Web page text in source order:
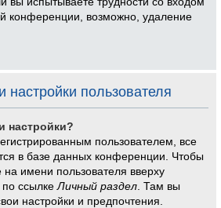
конференции, возможно, удаление
настройки пользователя
настройки?
пользователем, все
в базе данных конференции. Чтобы
имени пользователя вверху
по ссылкеЛичный раздел . Там вы
настройки и предпочтения.